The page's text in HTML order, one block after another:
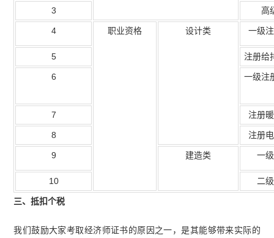
3 高
4 职业资格 设计类 一级
5 注册给
6
一级注
7 注册
8 注册
9 建造类 一
10 二
三、抵扣个税
我们鼓励大家考取经济师证书的原因之一，是其能够带来实际的